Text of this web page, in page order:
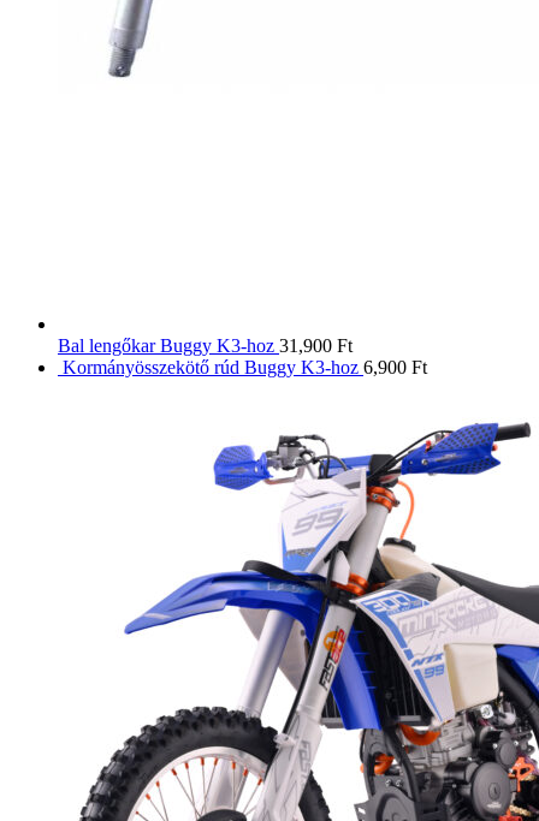
Bal lengőkar Buggy K3-hoz 31,900 Ft
Kormányösszekötő rúd Buggy K3-hoz 6,900 Ft